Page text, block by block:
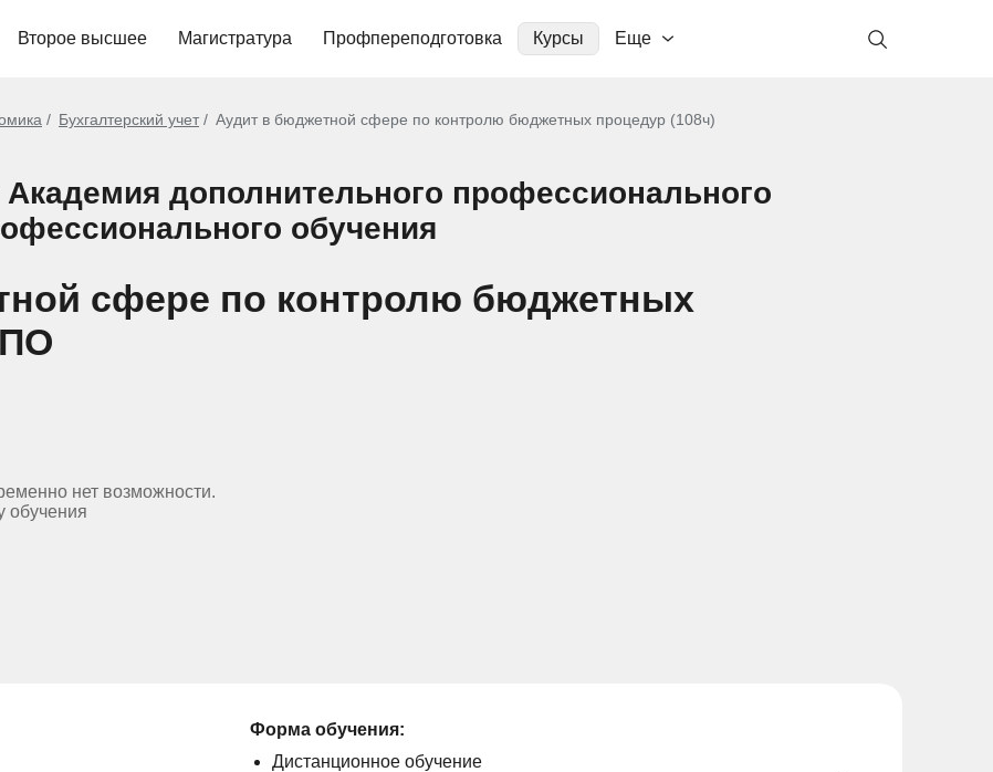
Второе высшее Магистратура Профпереподготовка Курсы Еще
Бухгалтерский учет Аудит в бюджетной сфере по контролю бюджетных процедур (108ч)
дополнительного профессионального
обучения
сфере по контролю бюджетных
нет возможности.
обучения
Форма обучения:
Дистанционное обучение